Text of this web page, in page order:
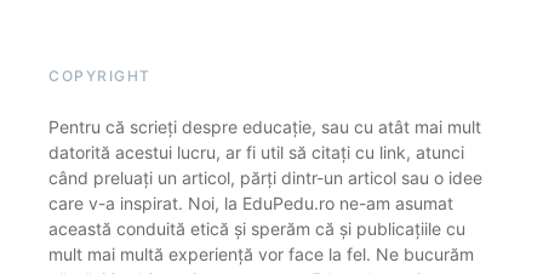
COPYRIGHT
Pentru că scrieți despre educație, sau cu atât mai mult
datorită acestui lucru, ar fi util să citați cu link, atunci
când preluați un articol, părți dintr-un articol sau o idee
care v-a inspirat. Noi, la EduPedu.ro ne-am asumat
această conduită etică și sperăm că și publicațiile cu
mult mai multă experiență vor face la fel. Ne bucurăm